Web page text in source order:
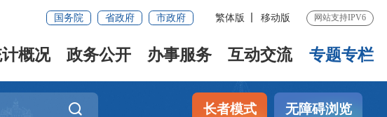
国务院 省政府 市政府 繁体版 移动版 网站支持IPV6
概况 政务公开 办事服务 互动交流 专题专栏
长者模式 无障碍浏览